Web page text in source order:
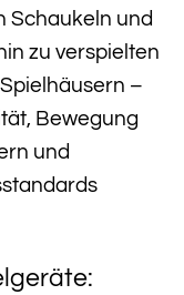
Schaukeln und
zu verspielten
–
Bewegung
und